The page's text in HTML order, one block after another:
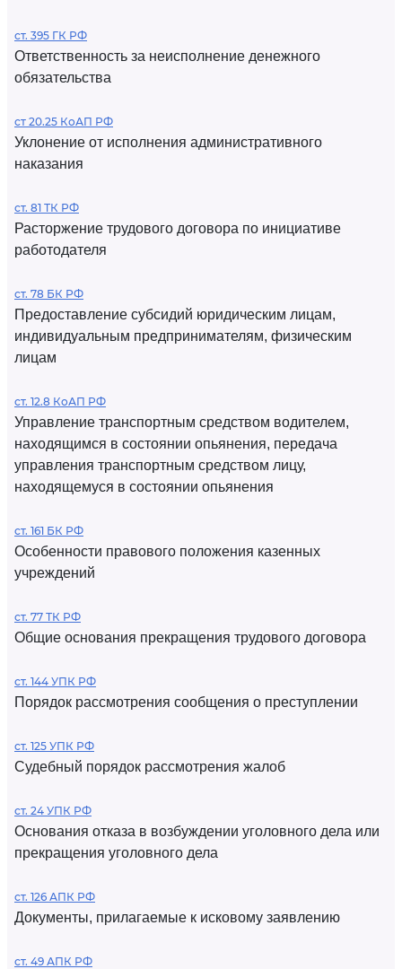
ст. 395 ГК РФ
Ответственность за неисполнение денежного
обязательства
ст 20.25 КоАП РФ
Уклонение от исполнения административного
наказания
ст. 81 ТК РФ
Расторжение трудового договора по инициативе
работодателя
ст. 78 БК РФ
Предоставление субсидий юридическим лицам,
индивидуальным предпринимателям, физическим
лицам
ст. 12.8 КоАП РФ
Управление транспортным средством водителем,
находящимся в состоянии опьянения, передача
управления транспортным средством лицу,
находящемуся в состоянии опьянения
ст. 161 БК РФ
Особенности правового положения казенных
учреждений
ст. 77 ТК РФ
Общие основания прекращения трудового договора
ст. 144 УПК РФ
Порядок рассмотрения сообщения о преступлении
ст. 125 УПК РФ
Судебный порядок рассмотрения жалоб
ст. 24 УПК РФ
Основания отказа в возбуждении уголовного дела или
прекращения уголовного дела
ст. 126 АПК РФ
Документы, прилагаемые к исковому заявлению
ст. 49 АПК РФ